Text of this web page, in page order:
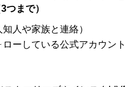
つまで）
人や家族と連絡）
ローしている公式アカウン